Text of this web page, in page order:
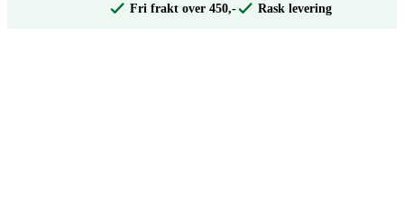
Fri frakt over 450,- Rask levering